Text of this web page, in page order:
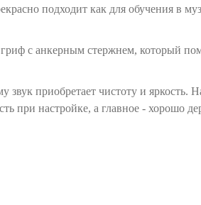
подходит как для обучения в
гриф с анкерным стержнем, который
приобретает чистоту и яркость.
при настройке, а главное - хорошо